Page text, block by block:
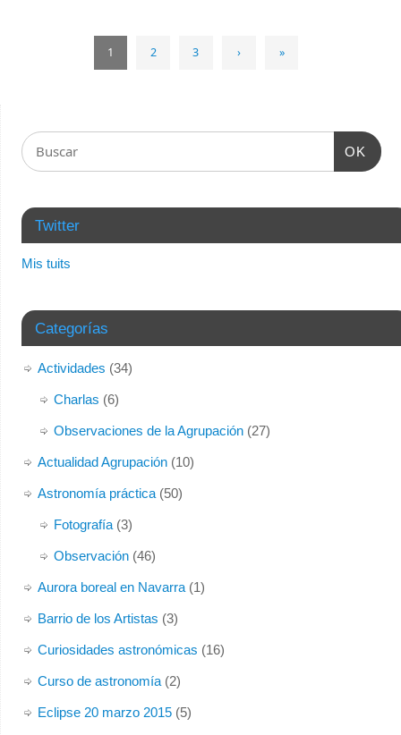
1 2 3 › »
OK
Twitter
Mis tuits
Categorías
Actividades (34)
Charlas (6)
Observaciones de la Agrupación(27)
Actualidad Agrupación(10)
Astronomía práctica(50)
Fotografía(3)
Observación(46)
Aurora boreal en Navarra(1)
Barrio de los Artistas (3)
Curiosidades astronómicas (16)
Curso de astronomía(2)
Eclipse 20 marzo 2015(5)